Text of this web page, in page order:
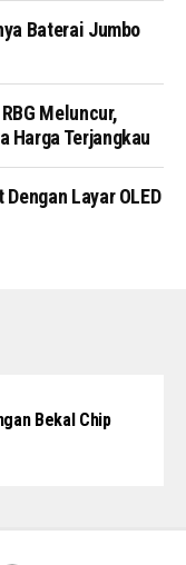
Baterai Jumbo
Meluncur,
Harga Terjangkau
Layar OLED
Bekal Chip